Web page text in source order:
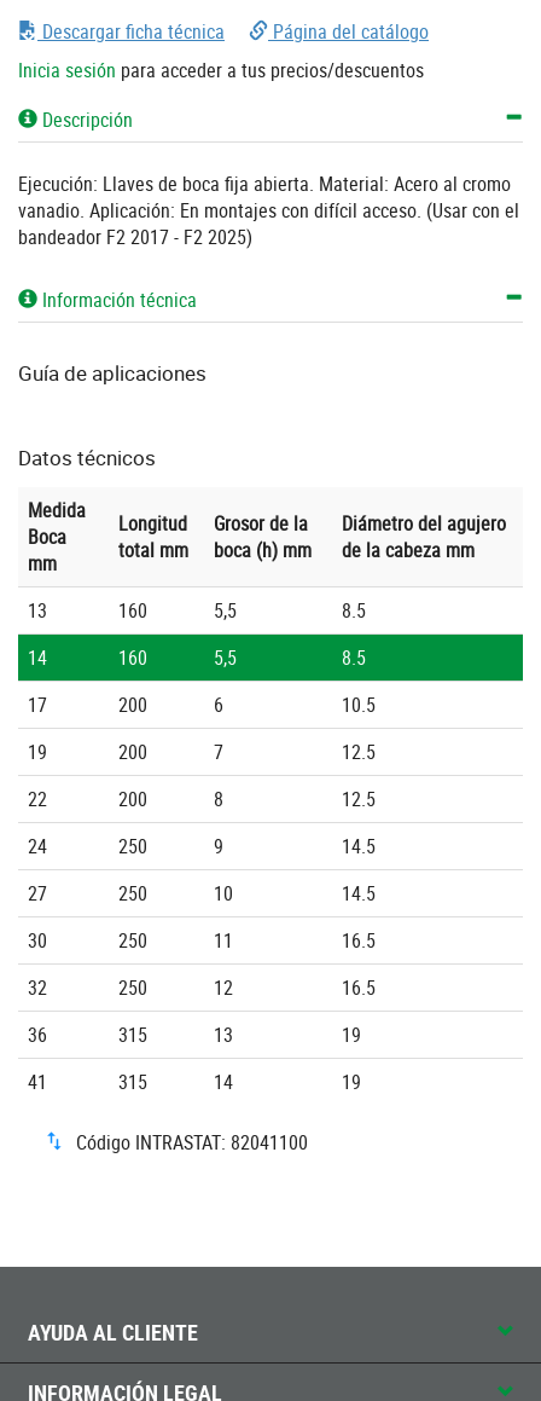
Descargar ficha técnica
Página del catálogo
Inicia sesión para acceder a tus precios/descuentos
Descripción
Ejecución: Llaves de boca fija abierta. Material: Acero al cromo
vanadio. Aplicación: En montajes con difícil acceso. (Usar con el
bandeador F2 2017 - F2 2025)
Información técnica
Guía de aplicaciones
Datos técnicos
Medida
Boca
mm
Longitud
total mm
Grosor de la
boca (h) mm
Diámetro del agujero
de la cabeza mm
13 160 5,5
8.5
14
160 5,5
8.5
17
200 6
10.5
19
200 7
12.5
22
200 8
12.5
24
250 9
14.5
27
250 10
14.5
30
250 11
16.5
32
250 12
16.5
36
315 13
19
41
315 14 19
Código INTRASTAT: 82041100
AYUDA AL CLIENTE
INFORMACIÓN LEGAL